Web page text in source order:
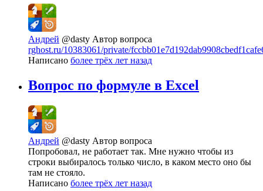
Андрей @dasty Автор вопроса
rghost.ru/10383061/private/
Написано более трёх лет назад
Вопрос по формуле в Excel
Андрей @dasty Автор вопроса
Попробовал, не работает так. Мне нужно чтобы из
строки выбиралось только число, в каком место оно бы
там не стояло.
Написано более трёх лет назад